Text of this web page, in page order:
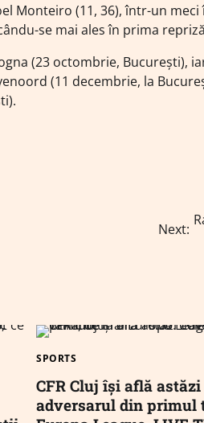
Monteiro (11, 36), într-un
se mai ales în prima
(23 octombrie, Bucureşti),
(11 decembrie, la
Next:
SPORTS
CFR Cluj își află astăzi
adversarul din primul